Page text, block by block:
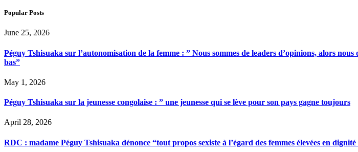
Popular Posts
June 25, 2026
Péguy Tshisuaka sur l’autonomisation de la femme : ” Nous sommes de leaders d’opinions, alors
bas”
May 1, 2026
Péguy Tshisuaka sur la jeunesse congolaise : ” une jeunesse qui se lève pour son pays gagne toujours
April 28, 2026
RDC : madame Péguy Tshisuaka dénonce “tout propos sexiste à l’égard des femmes élevées en